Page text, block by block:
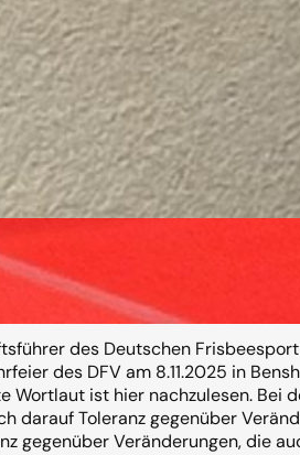
der Spirit?
des Deutschen
des DFV am 8.11.2025 in
Wortlaut ist hier nachzulesen. Bei
darauf Toleranz gegenüber
gegenüber Veränderungen, die